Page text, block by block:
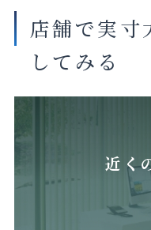
店舗で実寸
してみる
近く